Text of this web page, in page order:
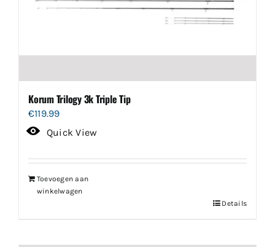
Korum Trilogy 3k Triple Tip
€119.99
Quick View
Toevoegen aan
winkelwagen
Details